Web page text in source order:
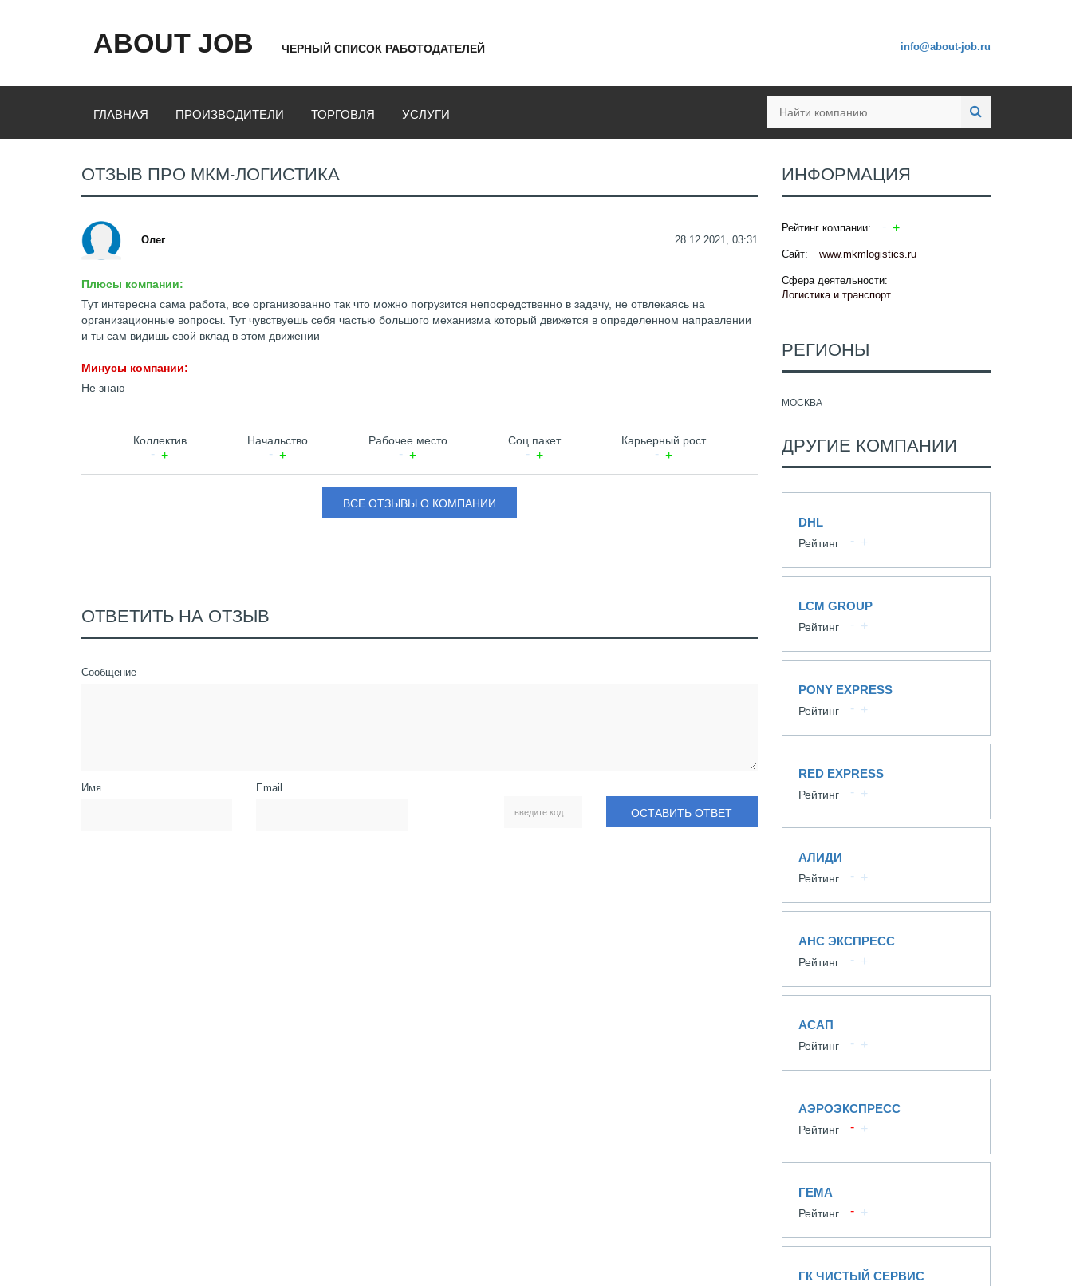
ABOUT JOB ЧЕРНЫЙ СПИСОК РАБОТОДАТЕЛЕЙ info@about-job.ru
ГЛАВНАЯ ПРОИЗВОДИТЕЛИ ТОРГОВЛЯ УСЛУГИ
ОТЗЫВ ПРО МКМ-ЛОГИСТИКА
Олег 28.12.2021, 03:31
Плюсы компании:
Тут интересна сама работа, все организованно так что можно погрузится непосредственно в задачу, не отвлекаясь на
организационные вопросы. Тут чувствуешь себя частью большого механизма который движется в определенном направлении
и ты сам видишь свой вклад в этом движении
Минусы компании:
Не знаю
Коллектив Начальство Рабочее место Соц.пакет Карьерный рост
ВСЕ ОТЗЫВЫ О КОМПАНИИ
ОТВЕТИТЬ НА ОТЗЫВ
Сообщение
Имя Email
ОСТАВИТЬ ОТВЕТ
ИНФОРМАЦИЯ
Рейтинг компании:
Сайт: www.mkmlogistics.ru
Сфера деятельности:
Логистика и транспорт.
РЕГИОНЫ
МОСКВА
ДРУГИЕ КОМПАНИИ
DHL
Рейтинг
LCM GROUP
Рейтинг
PONY EXPRESS
Рейтинг
RED EXPRESS
Рейтинг
АЛИДИ
Рейтинг
АНС ЭКСПРЕСС
Рейтинг
АСАП
Рейтинг
АЭРОЭКСПРЕСС
Рейтинг
ГЕМА
Рейтинг
ГК ЧИСТЫЙ СЕРВИС